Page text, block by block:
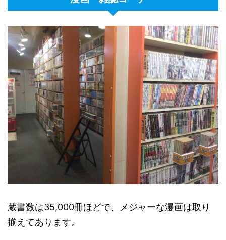
蔵書数は35,000冊ほどで、メジャーな漫画は取り
揃えてあります。